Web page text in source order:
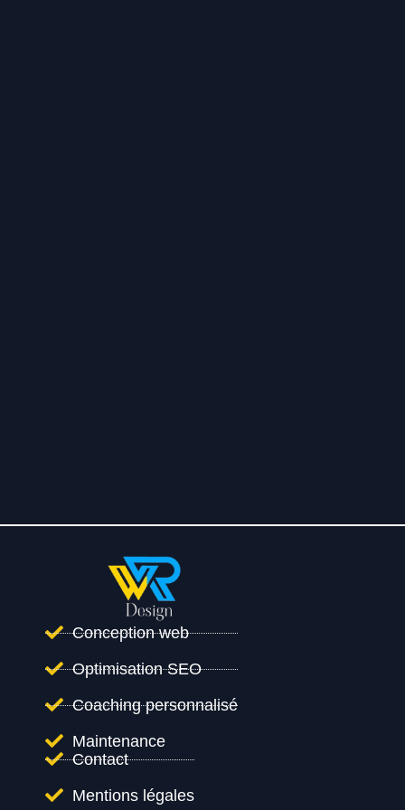
Conception web
Optimisation SEO
Coaching personnalisé
Maintenance
Contact
Mentions légales